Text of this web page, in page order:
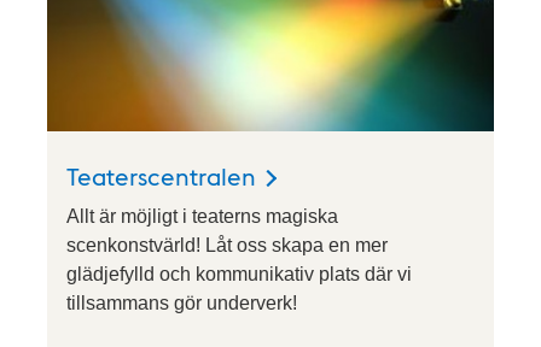
Teaterscentralen
Allt är möjligt i teaterns magiska
scenkonstvärld! Låt oss skapa en mer
glädjefylld och kommunikativ plats där vi
tillsammans gör underverk!